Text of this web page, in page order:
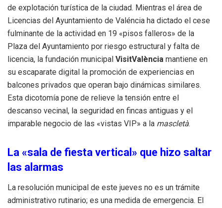
de explotación turística de la ciudad. Mientras el área de
Licencias del Ayuntamiento de Valéncia ha dictado el cese
fulminante de la actividad en 19 «pisos falleros» de la
Plaza del Ayuntamiento por riesgo estructural y falta de
licencia, la fundación municipal VisitValència mantiene en
su escaparate digital la promoción de experiencias en
balcones privados que operan bajo dinámicas similares.
Esta dicotomía pone de relieve la tensión entre el
descanso vecinal, la seguridad en fincas antiguas y el
imparable negocio de las «vistas VIP» a la mascletà.
La «sala de fiesta vertical» que hizo saltar
las alarmas
La resolución municipal de este jueves no es un trámite
administrativo rutinario; es una medida de emergencia. El